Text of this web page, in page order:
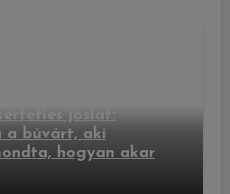
jóslat:
a búvárt, aki
hogyan akar